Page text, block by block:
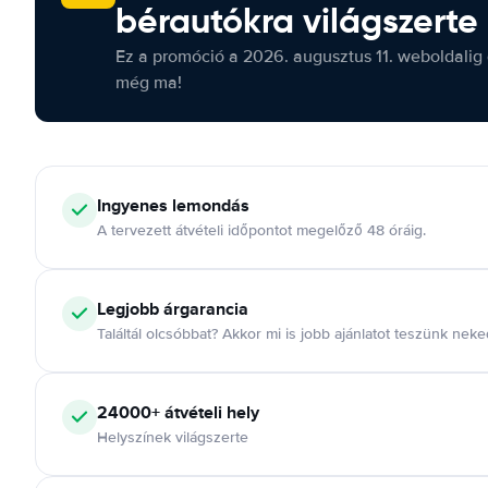
bérautókra világszerte
Ez a promóció a 2026. augusztus 11.
még ma!
Ingyenes lemondás
A tervezett átvételi időpontot megelőző 48 óráig.
Legjobb árgarancia
Találtál olcsóbbat? Akkor mi is jobb ajánlatot teszünk
24000+ átvételi hely
Helyszínek világszerte